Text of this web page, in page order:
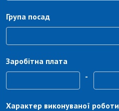
Група посад
Заробітна плата
-
Характер виконуваної роботи